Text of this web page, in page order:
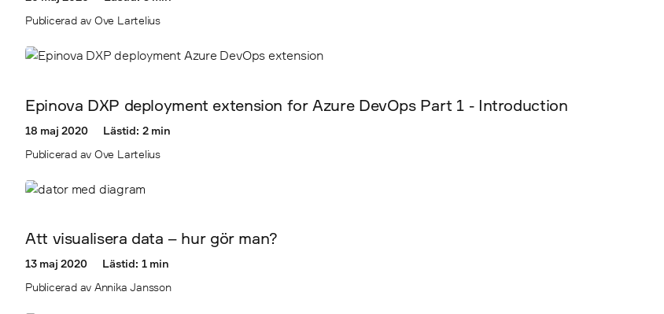
Publicerad av Ove Lartelius
Epinova DXP deployment extension for Azure DevOps Part 1 - Introduction
18 maj 2020
Lästid: 2 min
Publicerad av Ove Lartelius
Att visualisera data – hur gör man?
13 maj 2020
Lästid: 1 min
Publicerad av Annika Jansson